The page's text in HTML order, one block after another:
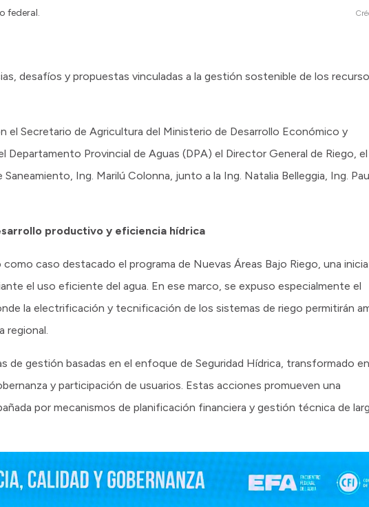
federal.
desafíos y propuestas vinculadas a la gestión sostenible de los
el Secretario de Agricultura del Ministerio de Desarrollo Económico y
Provincial de Aguas (DPA) el Director General de Riego, el
Ing. Marilú Colonna, junto a la Ing. Natalia Belleggia, Ing.
productivo y eficiencia hídrica
caso destacado el programa de Nuevas Áreas Bajo Riego, una
el uso eficiente del agua. En ese marco, se expuso especialmente el
la electrificación y tecnificación de los sistemas de riego permitirán
regional.
de gestión basadas en el enfoque de Seguridad Hídrica, transformado en
y participación de usuarios. Estas acciones promueven una
por mecanismos de planificación financiera y gestión técnica de